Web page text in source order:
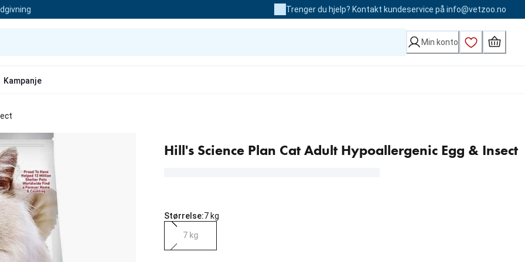
Trenger du hjelp? Kontakt kundeservice på info@vetzoo.no
Min konto
Kampanje
Hill's Science Plan Cat Adult Hypoallergenic Egg & Insect
Størrelse:7 kg
7 kg